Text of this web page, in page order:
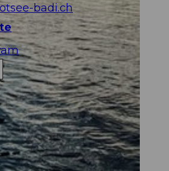
badi.ch